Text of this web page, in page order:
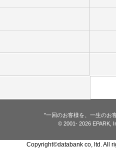
"一回のお客様を、一生のお
© 2001- 2026 EPARK,
Copyright©databank co, ltd. All